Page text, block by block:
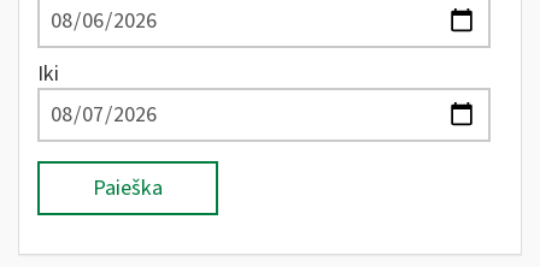
Iki
Paieška